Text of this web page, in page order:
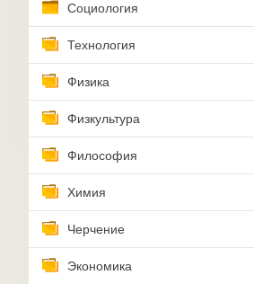
Социология
Технология
Физика
Физкультура
Философия
Химия
Черчение
Экономика